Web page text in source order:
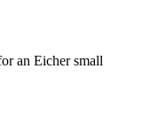
truck models in
an Eicher small
for small